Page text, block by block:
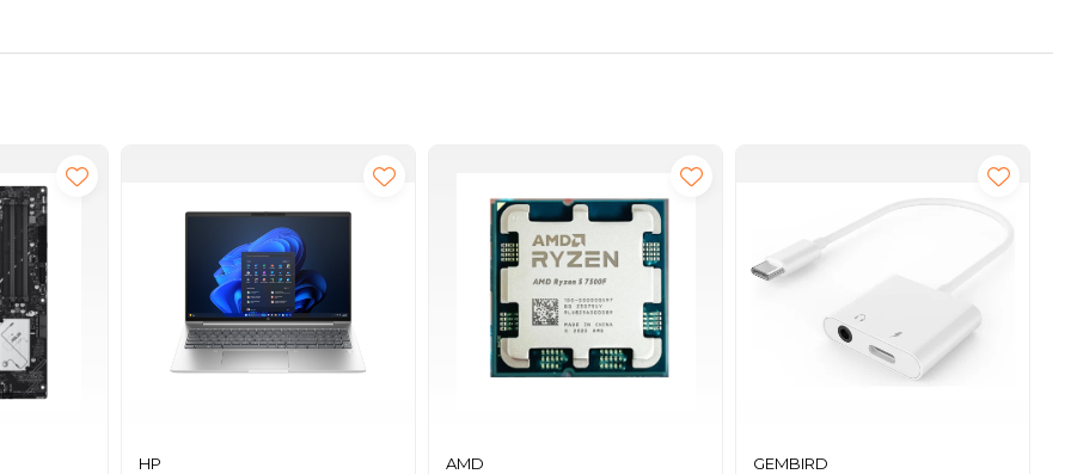
HP
AMD
GEMBIRD